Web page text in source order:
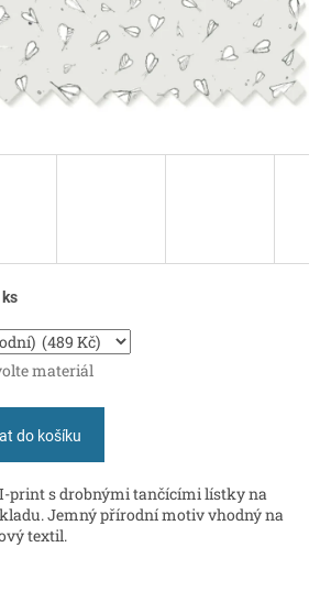
materiál
do košíku
print s drobnými tančícími lístky na
Jemný přírodní motiv vhodný na
textil.